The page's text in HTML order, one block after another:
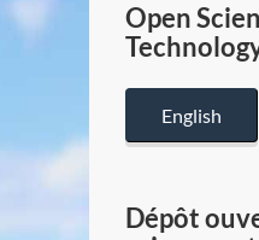
Open
English
Dépôt